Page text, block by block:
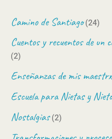
Camino de Santiago(24)
Cuentos y recuentos de un
(2)
Enseñanzas de mis
Escuela para Nietas y
Nostalgias(2)